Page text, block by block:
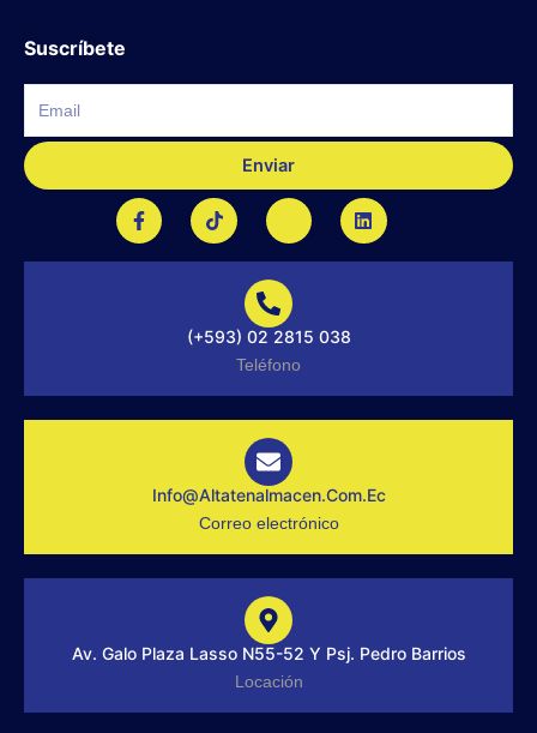
Suscríbete
Enviar
F
a
c
e
T
i
k
t
J
i
-
n
s
t
a
r
a
-
1
-
i
g
L
i
n
k
(+593) 02 2815 038
Teléfono
Info@altatenalmacen.com.ec
Correo electrónico
Av. Galo Plaza Lasso N55-52 Y Psj. Pedro Barrios
Locación